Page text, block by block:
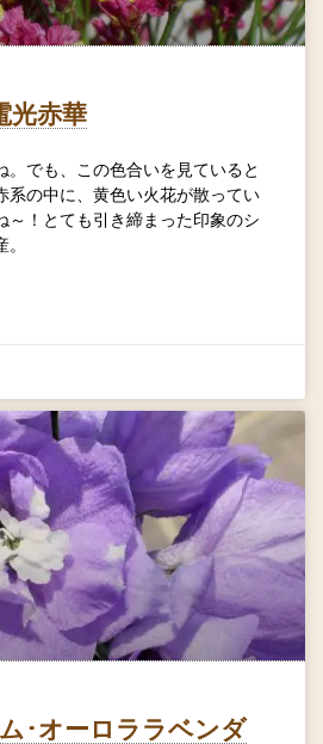
光赤華
。でも、この色合いを見ていると
系の中に、黄色い火花が散ってい
～！とても引き締まった印象のシ
･オーロララベンダ